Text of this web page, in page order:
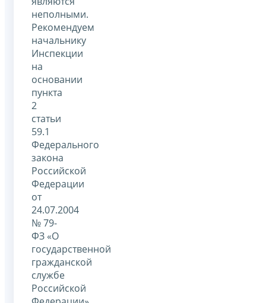
неполными.
Рекомендуем
начальнику
Инспекции
на
основании
пункта
2
статьи
59.1
Федерального
закона
Российской
Федерации
от
24.07.2004
№ 79-
ФЗ «О
государственной
гражданской
службе
Российской